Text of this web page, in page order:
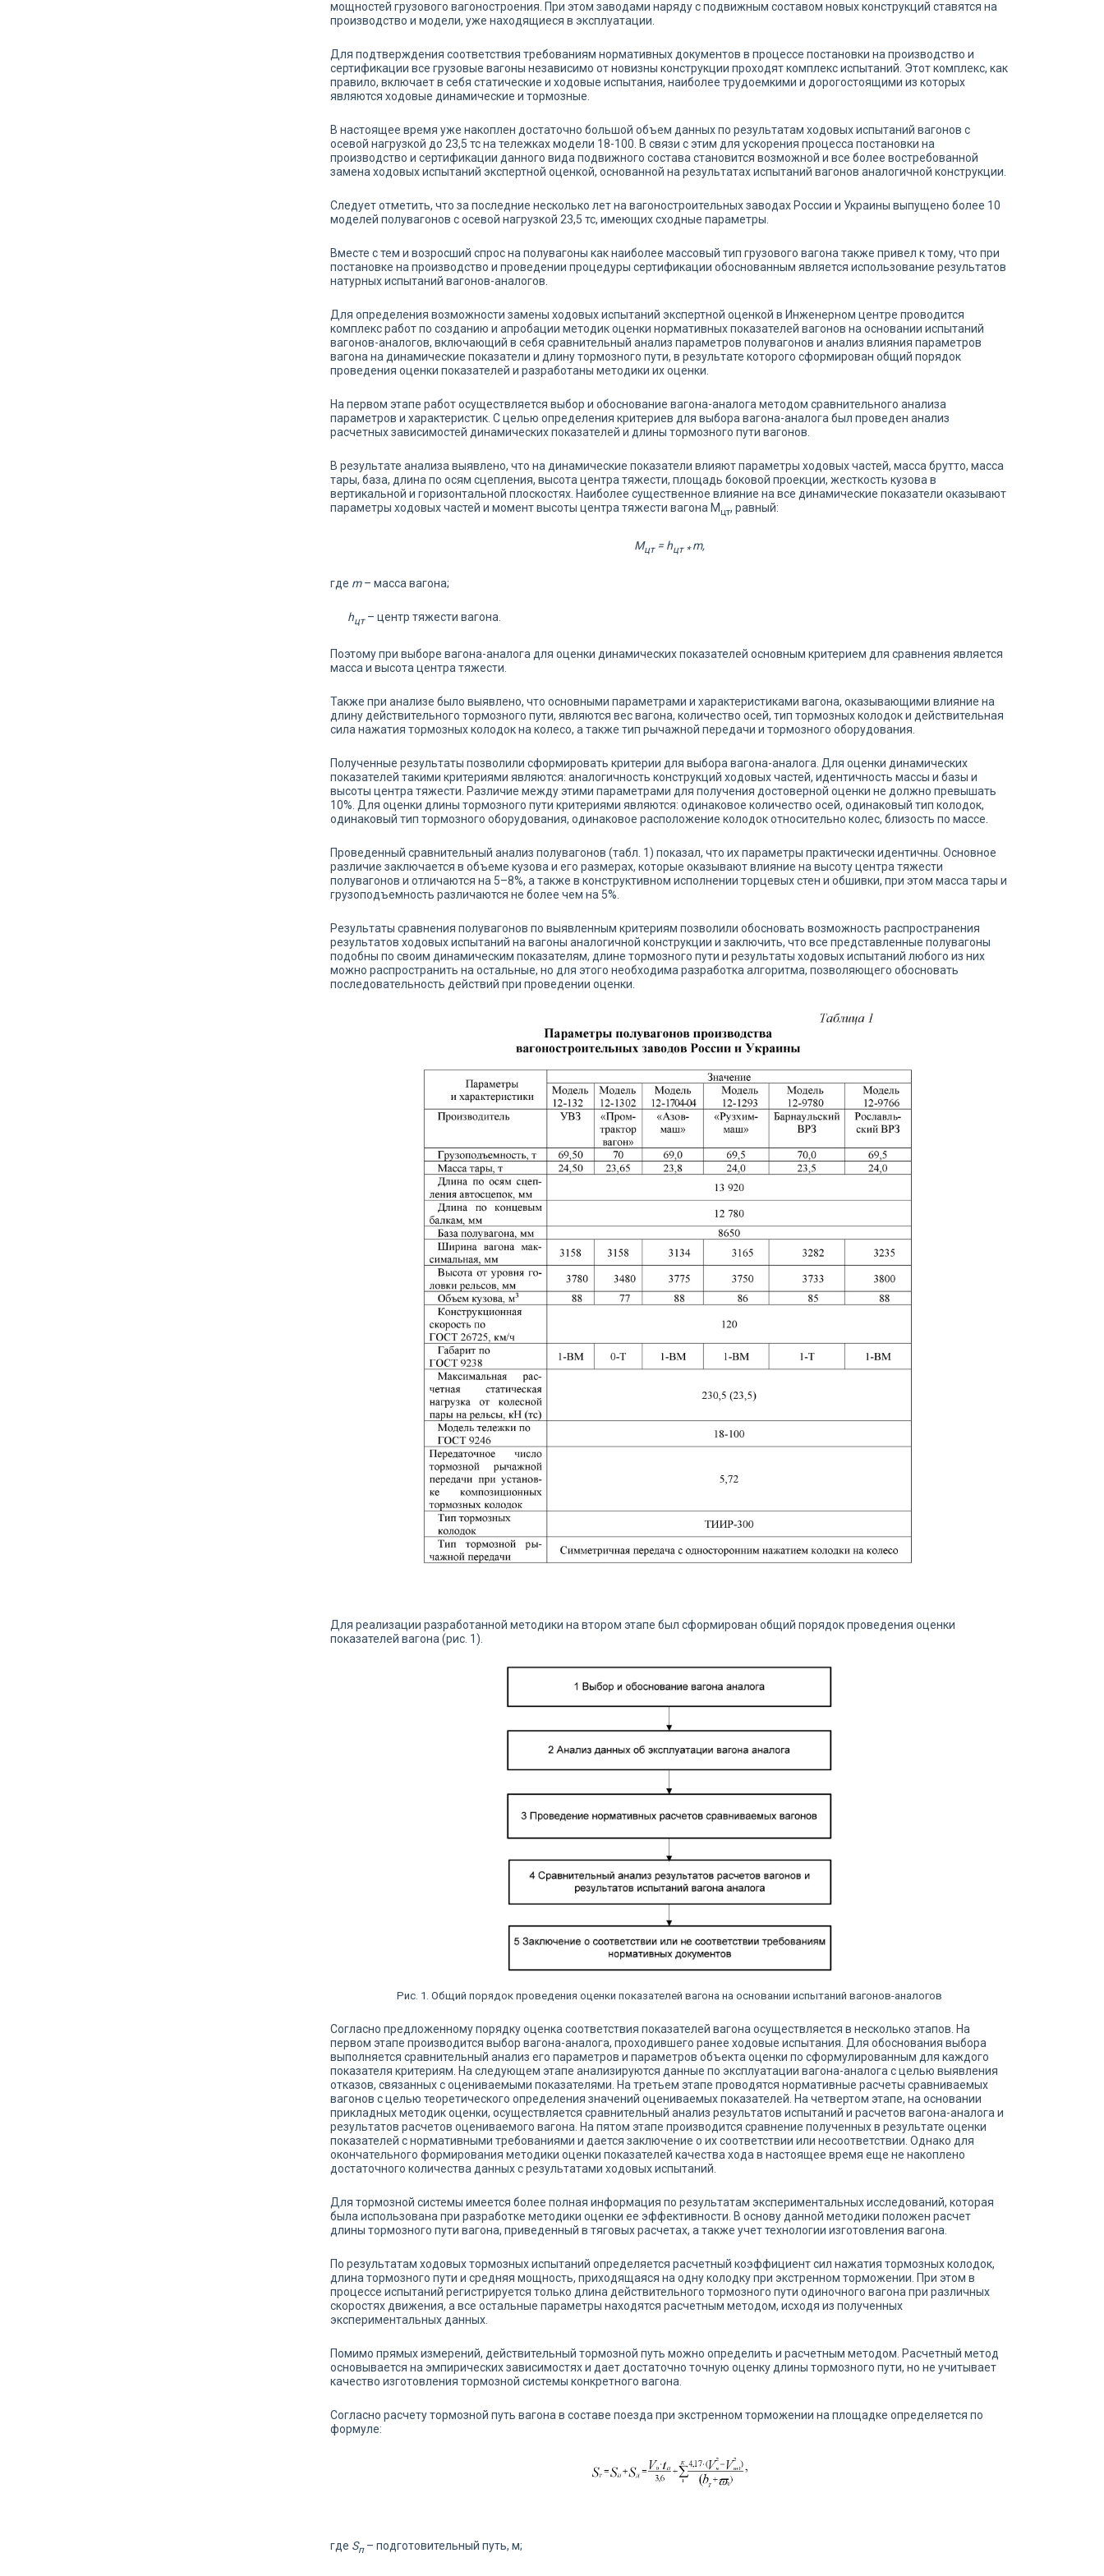
мощностей грузового вагоностроения. При этом заводами наряду с подвижным составом новых конструкций ставятся на
производство и модели, уже находящиеся в эксплуатации.
Для подтверждения соответствия требованиям нормативных документов в процессе постановки на производство и
сертификации все грузовые вагоны независимо от новизны конструкции проходят комплекс испытаний. Этот комплекс, как
правило, включает в себя статические и ходовые испытания, наиболее трудоемкими и дорогостоящими из которых
являются ходовые динамические и тормозные.
В настоящее время уже накоплен достаточно большой объем данных по результатам ходовых испытаний вагонов с
осевой нагрузкой до 23,5 тс на тележках модели 18-100. В связи с этим для ускорения процесса постановки на
производство и сертификации данного вида подвижного состава становится возможной и все более востребованной
замена ходовых испытаний экспертной оценкой, основанной на результатах испытаний вагонов аналогичной конструкции.
Следует отметить, что за последние несколько лет на вагоностроительных заводах России и Украины выпущено более 10
моделей полувагонов с осевой нагрузкой 23,5 тс, имеющих сходные параметры.
Вместе с тем и возросший спрос на полувагоны как наиболее массовый тип грузового вагона также привел к тому, что при
постановке на производство и проведении процедуры сертификации обоснованным является использование результатов
натурных испытаний вагонов-аналогов.
Для определения возможности замены ходовых испытаний экспертной оценкой в Инженерном центре проводится
комплекс работ по созданию и апробации методик оценки нормативных показателей вагонов на основании испытаний
вагонов-аналогов, включающий в себя сравнительный анализ параметров полувагонов и анализ влияния параметров
вагона на динамические показатели и длину тормозного пути, в результате которого сформирован общий порядок
проведения оценки показателей и разработаны методики их оценки.
На первом этапе работ осуществляется выбор и обоснование вагона-аналога методом сравнительного анализа
параметров и характеристик. С целью определения критериев для выбора вагона-аналога был проведен анализ
расчетных зависимостей динамических показателей и длины тормозного пути вагонов.
В результате анализа выявлено, что на динамические показатели влияют параметры ходовых частей, масса брутто, масса
тары, база, длина по осям сцепления, высота центра тяжести, площадь боковой проекции, жесткость кузова в
вертикальной и горизонтальной плоскостях. Наиболее существенное влияние на все динамические показатели оказывают
параметры ходовых частей и момент высоты центра тяжести вагона М цт, равный:
Мцт = hцт *m,
где m– масса вагона;
hцт– центр тяжести вагона.
Поэтому при выборе вагона-аналога для оценки динамических показателей основным критерием для сравнения является
масса и высота центра тяжести.
Также при анализе было выявлено, что основными параметрами и характеристиками вагона, оказывающими влияние на
длину действительного тормозного пути, являются вес вагона, количество осей, тип тормозных колодок и действительная
сила нажатия тормозных колодок на колесо, а также тип рычажной передачи и тормозного оборудования.
Полученные результаты позволили сформировать критерии для выбора вагона-аналога. Для оценки динамических
показателей такими критериями являются: аналогичность конструкций ходовых частей, идентичность массы и базы и
высоты центра тяжести. Различие между этими параметрами для получения достоверной оценки не должно превышать
10%. Для оценки длины тормозного пути критериями являются: одинаковое количество осей, одинаковый тип колодок,
одинаковый тип тормозного оборудования, одинаковое расположение колодок относительно колес, близость по массе.
Проведенный сравнительный анализ полувагонов (табл. 1) показал, что их параметры практически идентичны. Основное
различие заключается в объеме кузова и его размерах, которые оказывают влияние на высоту центра тяжести
полувагонов и отличаются на 5–8%, а также в конструктивном исполнении торцевых стен и обшивки, при этом масса тары и
грузоподъемность различаются не более чем на 5%.
Результаты сравнения полувагонов по выявленным критериям позволили обосновать возможность распространения
результатов ходовых испытаний на вагоны аналогичной конструкции и заключить, что все представленные полувагоны
подобны по своим динамическим показателям, длине тормозного пути и результаты ходовых испытаний любого из них
можно распространить на остальные, но для этого необходима разработка алгоритма, позволяющего обосновать
последовательность действий при проведении оценки.
Для реализации разработанной методики на втором этапе был сформирован общий порядок проведения оценки
показателей вагона (рис. 1).
Рис. 1. Общий порядок проведения оценки показателей вагона на основании испытаний вагонов-аналогов
Согласно предложенному порядку оценка соответствия показателей вагона осуществляется в несколько этапов. На
первом этапе производится выбор вагона-аналога, проходившего ранее ходовые испытания. Для обоснования выбора
выполняется сравнительный анализ его параметров и параметров объекта оценки по сформулированным для каждого
показателя критериям. На следующем этапе анализируются данные по эксплуатации вагона-аналога с целью выявления
отказов, связанных с оцениваемыми показателями. На третьем этапе проводятся нормативные расчеты сравниваемых
вагонов с целью теоретического определения значений оцениваемых показателей. На четвертом этапе, на основании
прикладных методик оценки, осуществляется сравнительный анализ результатов испытаний и расчетов вагона-аналога и
результатов расчетов оцениваемого вагона. На пятом этапе производится сравнение полученных в результате оценки
показателей с нормативными требованиями и дается заключение о их соответствии или несоответствии. Однако для
окончательного формирования методики оценки показателей качества хода в настоящее время еще не накоплено
достаточного количества данных с результатами ходовых испытаний.
Для тормозной системы имеется более полная информация по результатам экспериментальных исследований, которая
была использована при разработке методики оценки ее эффективности. В основу данной методики положен расчет
длины тормозного пути вагона, приведенный в тяговых расчетах, а также учет технологии изготовления вагона.
По результатам ходовых тормозных испытаний определяется расчетный коэффициент сил нажатия тормозных колодок,
длина тормозного пути и средняя мощность, приходящаяся на одну колодку при экстренном торможении. При этом в
процессе испытаний регистрируется только длина действительного тормозного пути одиночного вагона при различных
скоростях движения, а все остальные параметры находятся расчетным методом, исходя из полученных
экспериментальных данных.
Помимо прямых измерений, действительный тормозной путь можно определить и расчетным методом. Расчетный метод
основывается на эмпирических зависимостях и дает достаточно точную оценку длины тормозного пути, но не учитывает
качество изготовления тормозной системы конкретного вагона.
Согласно расчету тормозной путь вагона в составе поезда при экстренном торможении на площадке определяется по
формуле:
где Sп– подготовительный путь, м;